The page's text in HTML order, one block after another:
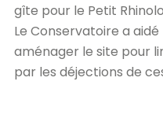
gîte pour le Petit
Le Conservatoire a
aménager le site pour
par les déjections de